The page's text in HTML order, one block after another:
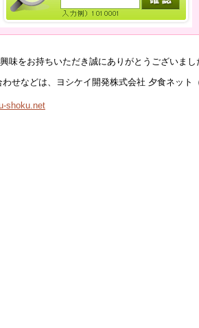
味をお持ちいただき誠にありがとうございまし
せなどは、ヨシケイ開発株式会社 夕食ネット
shoku.net